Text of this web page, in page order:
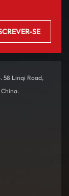
58 Linqi Road,